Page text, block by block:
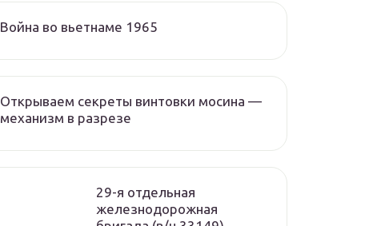
Война во вьетнаме 1965
Открываем секреты винтовки мосина —
механизм в разрезе
29-я отдельная
железнодорожная